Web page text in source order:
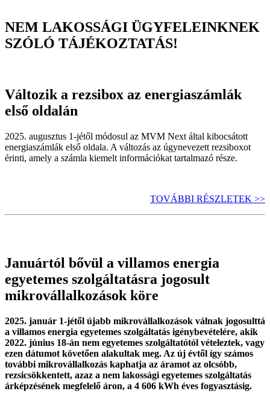
NEM LAKOSSÁGI ÜGYFELEINKNEK
SZÓLÓ TÁJÉKOZTATÁS!
Változik a rezsibox az energiaszámlák
első oldalán
2025. augusztus 1-jétől módosul az MVM Next által kibocsátott
energiaszámlák első oldala. A változás az úgynevezett rezsiboxot
érinti, amely a számla kiemelt információkat tartalmazó része.
TOVÁBBI RÉSZLETEK >>
Januártól bővül a villamos energia
egyetemes szolgáltatásra jogosult
mikrovállalkozások köre
2025. január 1-jétől újabb mikrovállalkozások válnak jogosulttá
a villamos energia egyetemes szolgáltatás igénybevételére, akik
2022. június 18-án nem egyetemes szolgáltatótól vételeztek, vagy
ezen dátumot követően alakultak meg. Az új évtől így számos
további mikrovállalkozás kaphatja az áramot az olcsóbb,
rezsicsökkentett, azaz a nem lakossági egyetemes szolgáltatás
árképzésének megfelelő áron, a 4 606 kWh éves fogyasztásig.